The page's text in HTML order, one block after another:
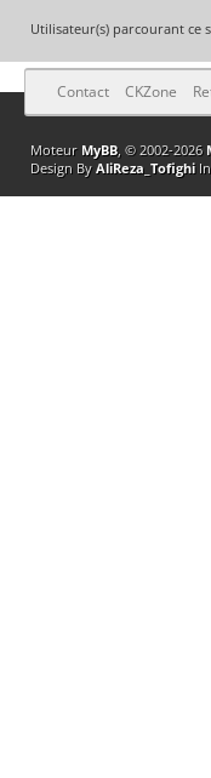
Utilisateur(s) parcourant ce
Contact CKZone
Moteur MyBB, © 2002-2026
Design By AliReza_TofighiIn